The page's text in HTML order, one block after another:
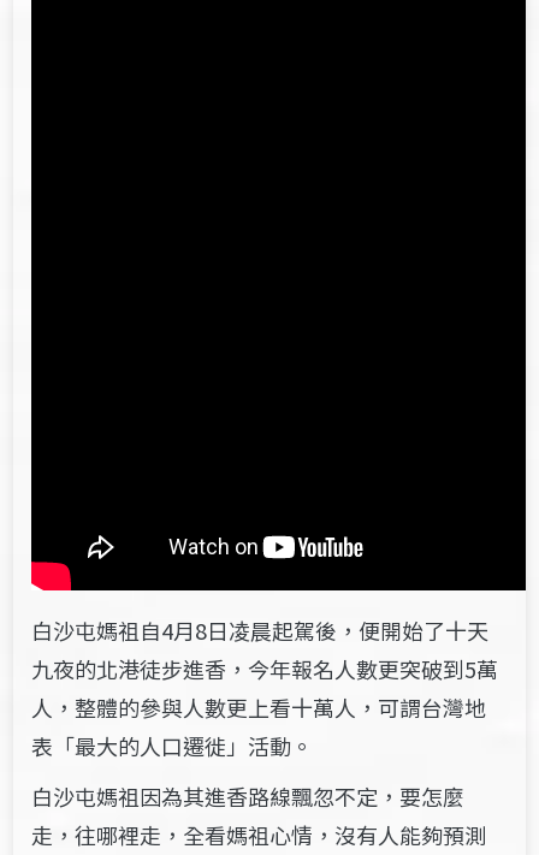
白沙屯媽祖自4月8日凌晨起駕後，便開始了十天
九夜的北港徒步進香，今年報名人數更突破到5萬
人，整體的參與人數更上看十萬人，可謂台灣地
表「最大的人口遷徙」活動。
白沙屯媽祖因為其進香路線飄忽不定，要怎麼
走，往哪裡走，全看媽祖心情，沒有人能夠預測